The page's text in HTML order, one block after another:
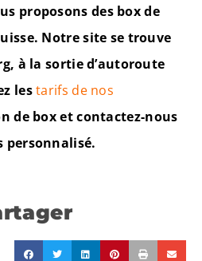
proposons des box de
Notre site se trouve
à la sortie d’autoroute
lestarifs de nos
de box et contactez-nous
personnalisé.